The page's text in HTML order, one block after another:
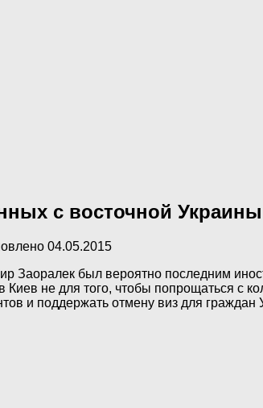
с восточной Украины
04.05.2015
Заоралек был вероятно последним
не для того, чтобы попрощаться с
и поддержать отмену виз для граждан